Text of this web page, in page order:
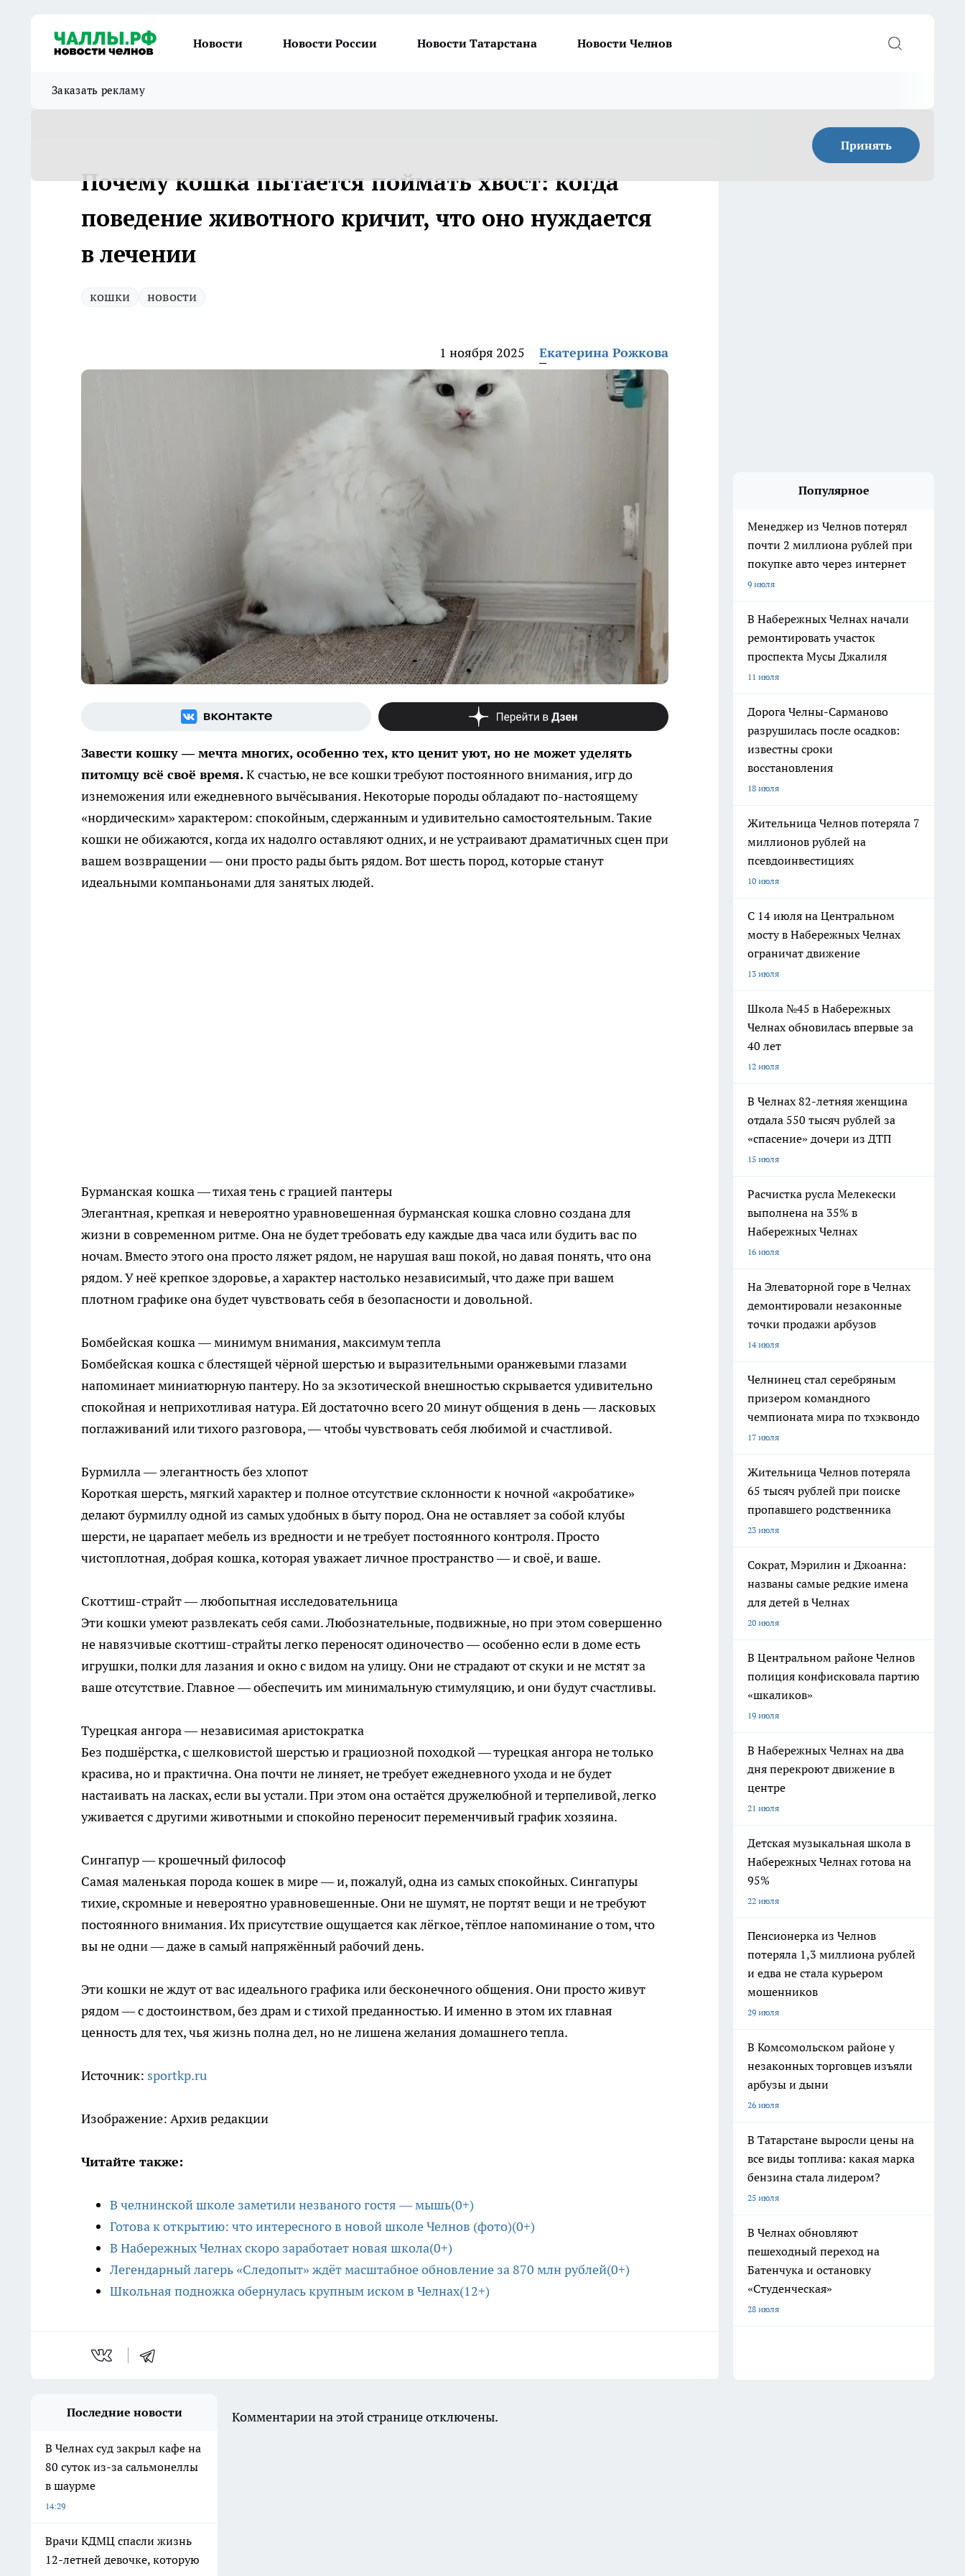
Новости Новости России Новости Татарстана Новости Челнов
Заказать рекламу
Принять
Почему кошка пытается поймать хвост: когда
поведение животного кричит, что оно нуждается
в лечении
кошки новости
1 ноября 2025 Екатерина Рожкова
Завести кошку — мечта многих, особенно тех, кто ценит уют, но не может уделять
питомцу всё своё время.К счастью, не все кошки требуют постоянного внимания, игр до
изнеможения или ежедневного вычёсывания. Некоторые породы обладают по-настоящему
«нордическим» характером: спокойным, сдержанным и удивительно самостоятельным. Такие
кошки не обижаются, когда их надолго оставляют одних, и не устраивают драматичных сцен при
вашем возвращении — они просто рады быть рядом. Вот шесть пород, которые станут
идеальными компаньонами для занятых людей.
Бурманская кошка — тихая тень с грацией пантеры
Элегантная, крепкая и невероятно уравновешенная бурманская кошка словно создана для
жизни в современном ритме. Она не будет требовать еду каждые два часа или будить вас по
ночам. Вместо этого она просто ляжет рядом, не нарушая ваш покой, но давая понять, что она
рядом. У неё крепкое здоровье, а характер настолько независимый, что даже при вашем
плотном графике она будет чувствовать себя в безопасности и довольной.
Бомбейская кошка — минимум внимания, максимум тепла
Бомбейская кошка с блестящей чёрной шерстью и выразительными оранжевыми глазами
напоминает миниатюрную пантеру. Но за экзотической внешностью скрывается удивительно
спокойная и неприхотливая натура. Ей достаточно всего 20 минут общения в день — ласковых
поглаживаний или тихого разговора, — чтобы чувствовать себя любимой и счастливой.
Бурмилла — элегантность без хлопот
Короткая шерсть, мягкий характер и полное отсутствие склонности к ночной «акробатике»
делают бурмиллу одной из самых удобных в быту пород. Она не оставляет за собой клубы
шерсти, не царапает мебель из вредности и не требует постоянного контроля. Просто
чистоплотная, добрая кошка, которая уважает личное пространство — и своё, и ваше.
Скоттиш-страйт — любопытная исследовательница
Эти кошки умеют развлекать себя сами. Любознательные, подвижные, но при этом совершенно
не навязчивые скоттиш-страйты легко переносят одиночество — особенно если в доме есть
игрушки, полки для лазания и окно с видом на улицу. Они не страдают от скуки и не мстят за
ваше отсутствие. Главное — обеспечить им минимальную стимуляцию, и они будут счастливы.
Турецкая ангора — независимая аристократка
Без подшёрстка, с шелковистой шерстью и грациозной походкой — турецкая ангора не только
красива, но и практична. Она почти не линяет, не требует ежедневного ухода и не будет
настаивать на ласках, если вы устали. При этом она остаётся дружелюбной и терпеливой, легко
уживается с другими животными и спокойно переносит переменчивый график хозяина.
Сингапур — крошечный философ
Самая маленькая порода кошек в мире — и, пожалуй, одна из самых спокойных. Сингапуры
тихие, скромные и невероятно уравновешенные. Они не шумят, не портят вещи и не требуют
постоянного внимания. Их присутствие ощущается как лёгкое, тёплое напоминание о том, что
вы не одни — даже в самый напряжённый рабочий день.
Эти кошки не ждут от вас идеального графика или бесконечного общения. Они просто живут
рядом — с достоинством, без драм и с тихой преданностью. И именно в этом их главная
ценность для тех, чья жизнь полна дел, но не лишена желания домашнего тепла.
Источник: sportkp.ru
Изображение: Архив редакции
Читайте также:
В челнинской школе заметили незваного гостя — мышь(0+)
Готова к открытию: что интересного в новой школе Челнов (фото)(0+)
В Набережных Челнах скоро заработает новая школа(0+)
Легендарный лагерь «Следопыт» ждёт масштабное обновление за 870 млн рублей(0+)
Школьная подножка обернулась крупным иском в Челнах(12+)
Популярное
Менеджер из Челнов потерял
почти 2 миллиона рублей при
покупке авто через интернет
9 июля
В Набережных Челнах начали
ремонтировать участок
проспекта Мусы Джалиля
11 июля
Дорога Челны-Сарманово
разрушилась после осадков:
известны сроки
восстановления
18 июля
Жительница Челнов потеряла 7
миллионов рублей на
псевдоинвестициях
10 июля
С 14 июля на Центральном
мосту в Набережных Челнах
ограничат движение
13 июля
Школа №45 в Набережных
Челнах обновилась впервые за
40 лет
12 июля
В Челнах 82-летняя женщина
отдала 550 тысяч рублей за
«спасение» дочери из ДТП
15 июля
Расчистка русла Мелекески
выполнена на 35% в
Набережных Челнах
16 июля
На Элеваторной горе в Челнах
демонтировали незаконные
точки продажи арбузов
14 июля
Челнинец стал серебряным
призером командного
чемпионата мира по тхэквондо
17 июля
Жительница Челнов потеряла
65 тысяч рублей при поиске
пропавшего родственника
23 июля
Сократ, Мэрилин и Джоанна:
названы самые редкие имена
для детей в Челнах
20 июля
В Центральном районе Челнов
полиция конфисковала партию
«шкаликов»
19 июля
В Набережных Челнах на два
дня перекроют движение в
центре
21 июля
Детская музыкальная школа в
Набережных Челнах готова на
95%
22 июля
Пенсионерка из Челнов
потеряла 1,3 миллиона рублей
и едва не стала курьером
мошенников
29 июля
В Комсомольском районе у
незаконных торговцев изъяли
арбузы и дыни
26 июля
В Татарстане выросли цены на
все виды топлива: какая марка
бензина стала лидером?
25 июля
В Челнах обновляют
пешеходный переход на
Батенчука и остановку
«Студенческая»
28 июля
Последние новости
В Челнах суд закрыл кафе на
80 суток из-за сальмонеллы
в шаурме
14:29
Врачи КДМЦ спасли жизнь
12-летней девочке, которую
Комментарии на этой странице отключены.